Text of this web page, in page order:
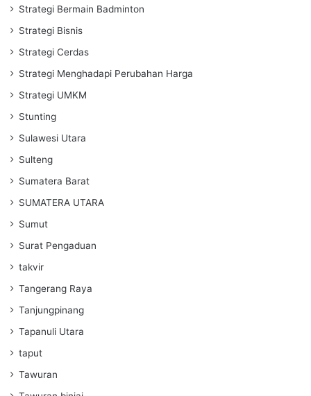
Strategi Bermain Badminton
Strategi Bisnis
Strategi Cerdas
Strategi Menghadapi Perubahan Harga
Strategi UMKM
Stunting
Sulawesi Utara
Sulteng
Sumatera Barat
SUMATERA UTARA
Sumut
Surat Pengaduan
takvir
Tangerang Raya
Tanjungpinang
Tapanuli Utara
taput
Tawuran